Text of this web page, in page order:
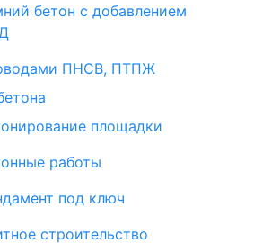
бетон с добавлением
ПНСВ, ПТПЖ
площадки
работы
под ключ
строительство